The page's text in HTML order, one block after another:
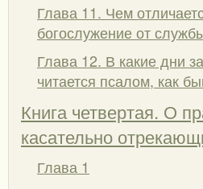
Глава 11. Чем
богослужение от
Глава 12. В какие дни
читается псалом, как
Книга четвертая. О
касательно
Глава 1